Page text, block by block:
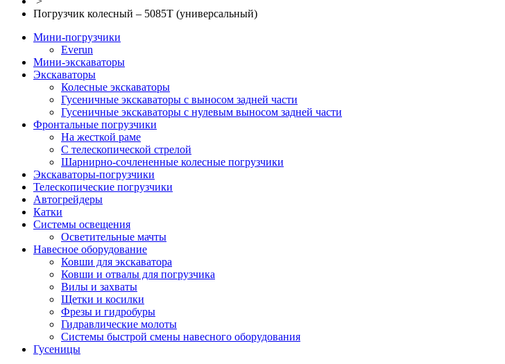
Погрузчик колесный – 5085T (универсальный)
Мини-погрузчики
Everun
Мини-экскаваторы
Экскаваторы
Колесные экскаваторы
Гусеничные экскаваторы с выносом задней части
Гусеничные экскаваторы с нулевым выносом задней части
Фронтальные погрузчики
На жесткой раме
С телескопической стрелой
Шарнирно-сочлененные колесные погрузчики
Экскаваторы-погрузчики
Телескопические погрузчики
Автогрейдеры
Катки
Системы освещения
Осветительные мачты
Навесное оборудование
Ковши для экскаватора
Ковши и отвалы для погрузчика
Вилы и захваты
Щетки и косилки
Фрезы и гидробуры
Гидравлические молоты
Системы быстрой смены навесного оборудования
Гусеницы